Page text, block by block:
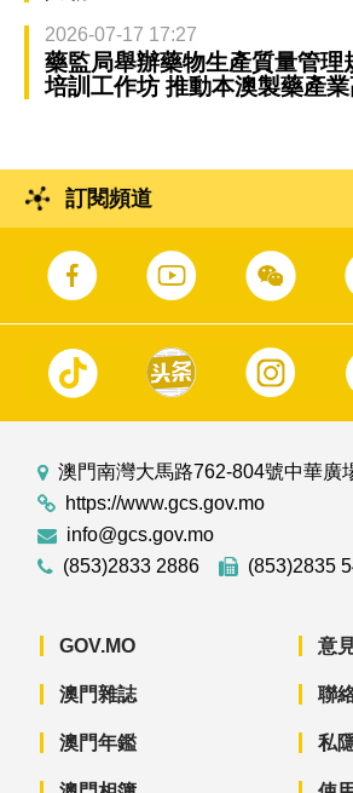
2026-07-17 17:27
藥監局舉辦藥物生產質量管理
培訓工作坊 推動本澳製藥產
訂閱頻道
澳門南灣大馬路762-804號中華廣
https://www.gcs.gov.mo
info@gcs.gov.mo
(853)2833 2886
(853)2835
GOV.MO
澳門雜誌
澳門年鑑
意
聯
私